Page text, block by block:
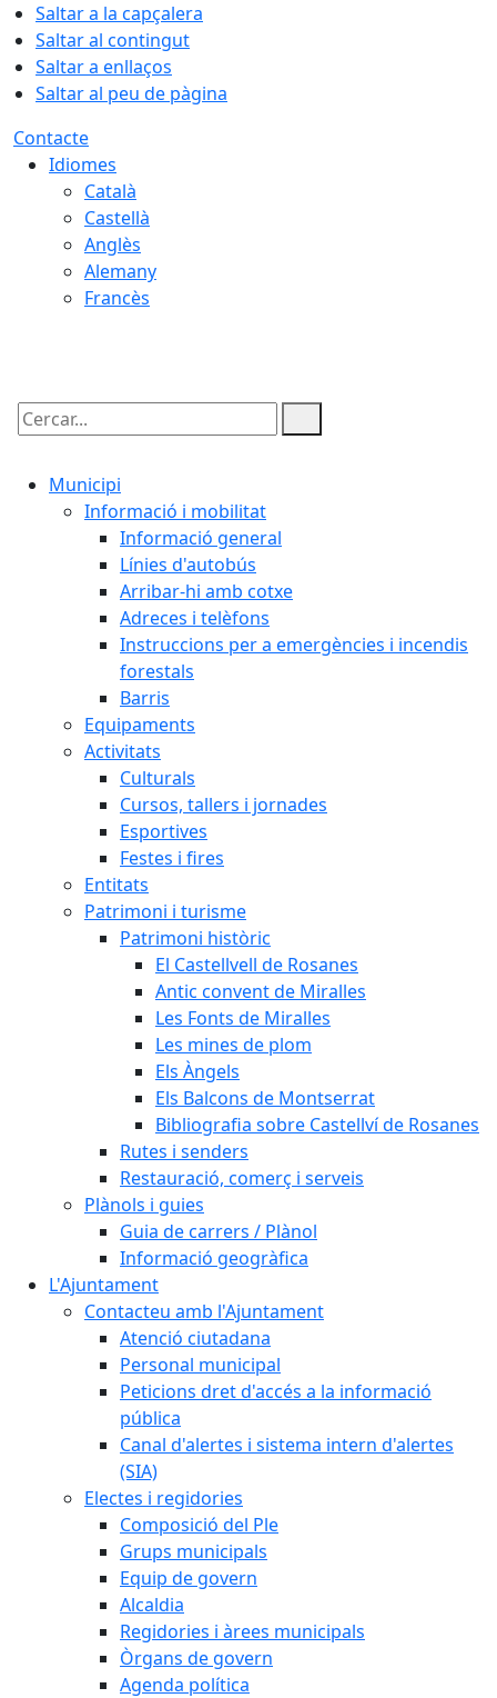
Saltar a la capçalera
Saltar al contingut
Saltar a enllaços
Saltar al peu de pàgina
Contacte
Idiomes
Català
Castellà
Anglès
Alemany
Francès
Cercar:
Municipi
Informació i mobilitat
Informació general
Línies d'autobús
Arribar-hi amb cotxe
Adreces i telèfons
Instruccions per a emergències i incendis
forestals
Barris
Equipaments
Activitats
Culturals
Cursos, tallers i jornades
Esportives
Festes i fires
Entitats
Patrimoni i turisme
Patrimoni històric
El Castellvell de Rosanes
Antic convent de Miralles
Les Fonts de Miralles
Les mines de plom
Els Àngels
Els Balcons de Montserrat
Bibliografia sobre Castellví de Rosanes
Rutes i senders
Restauració, comerç i serveis
Plànols i guies
Guia de carrers / Plànol
Informació geogràfica
L'Ajuntament
Contacteu amb l'Ajuntament
Atenció ciutadana
Personal municipal
Peticions dret d'accés a la informació
pública
Canal d'alertes i sistema intern d'alertes
(SIA)
Electes i regidories
Composició del Ple
Grups municipals
Equip de govern
Alcaldia
Regidories i àrees municipals
Òrgans de govern
Agenda política